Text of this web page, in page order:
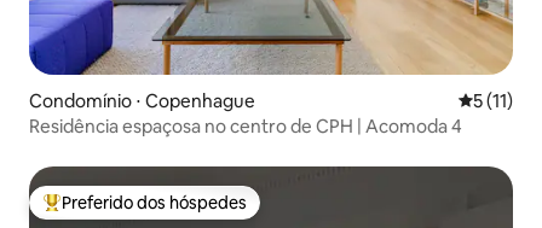
Condomínio ⋅ Copenhague 5 de uma
5 (11)
Residência espaçosa no centro de CPH | Acomoda 4
Entre os melhores preferidos dos hóspedes
Preferido dos hóspedes